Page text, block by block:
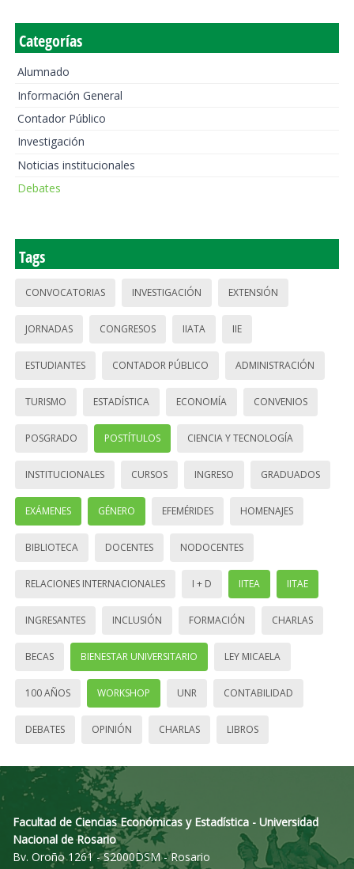
Categorías
Alumnado
Información General
Contador Público
Investigación
Noticias institucionales
Debates
Tags
CONVOCATORIAS INVESTIGACIÓN EXTENSIÓN
JORNADAS CONGRESOS IIATA IIE
ESTUDIANTES CONTADOR PÚBLICO ADMINISTRACIÓN
TURISMO ESTADÍSTICA ECONOMÍA CONVENIOS
POSGRADO POSTÍTULOS CIENCIA Y TECNOLOGÍA
INSTITUCIONALES CURSOS INGRESO GRADUADOS
EXÁMENES GÉNERO EFEMÉRIDES HOMENAJES
BIBLIOTECA DOCENTES NODOCENTES
RELACIONES INTERNACIONALES I + D IITEA IITAE
INGRESANTES INCLUSIÓN FORMACIÓN CHARLAS
BECAS BIENESTAR UNIVERSITARIO LEY MICAELA
100 AÑOS WORKSHOP UNR CONTABILIDAD
DEBATES OPINIÓN CHARLAS LIBROS
Facultad de Ciencias Económicas y Estadística - Universidad
Nacional de Rosario
Bv. Oroño 1261 - S2000DSM - Rosario